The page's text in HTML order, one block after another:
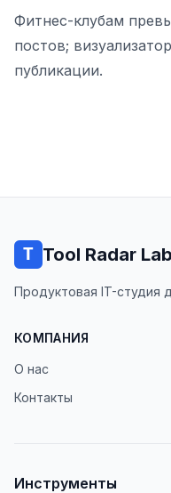
Фитнес-клубам
постов;
публикации.
Tool Radar Lab
Продуктовая IT-студия
КОМПАНИЯ
О нас
Контакты
Инструменты